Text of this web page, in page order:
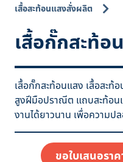
เสื้อสะท้อนแสงสั่งผลิต
เสื้อกั๊กสะท้
เสื้อกั๊กสะท้อนแสง เสื้อสะ
สูงฝีมือปราณีต แถบสะท้อน
งานได้ยาวนาน เพื่อความป
ขอใบเสนอราค